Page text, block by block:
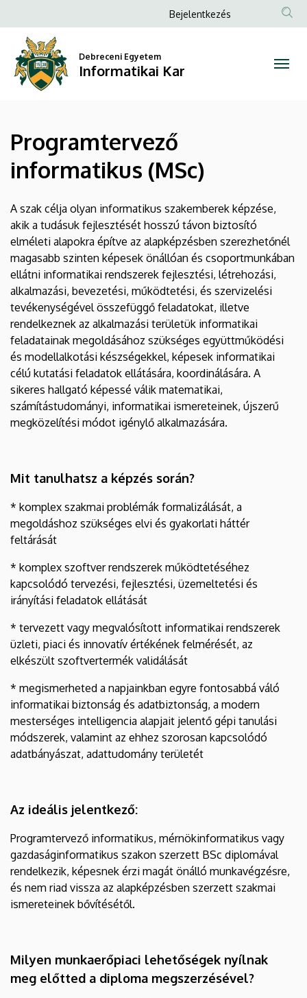
informatikus
(MSc)
Kar
a
tartalomra
Anonim
menüje
Bejelentkezés
Debreceni Egyetem
Informatikai Kar
Programtervező
informatikus (MSc)
A szak célja olyan informatikus szakemberek képzése,
akik a tudásuk fejlesztését hosszú távon biztosító
elméleti alapokra építve az alapképzésben szerezhetőnél
magasabb szinten képesek önállóan és csoportmunkában
ellátni informatikai rendszerek fejlesztési, létrehozási,
alkalmazási, bevezetési, működtetési, és szervizelési
tevékenységével összefüggő feladatokat, illetve
rendelkeznek az alkalmazási területük informatikai
feladatainak megoldásához szükséges együttműködési
és modellalkotási készségekkel, képesek informatikai
célú kutatási feladatok ellátására, koordinálására. A
sikeres hallgató képessé válik matematikai,
számítástudományi, informatikai ismereteinek, újszerű
megközelítési módot igénylő alkalmazására.
Mit tanulhatsz a képzés során?
* komplex szakmai problémák formalizálását, a
megoldáshoz szükséges elvi és gyakorlati háttér
feltárását
* komplex szoftver rendszerek működtetéséhez
kapcsolódó tervezési, fejlesztési, üzemeltetési és
irányítási feladatok ellátását
* tervezett vagy megvalósított informatikai rendszerek
üzleti, piaci és innovatív értékének felmérését, az
elkészült szoftvertermék validálását
* megismerheted a napjainkban egyre fontosabbá váló
informatikai biztonság és adatbiztonság, a modern
mesterséges intelligencia alapjait jelentő gépi tanulási
módszerek, valamint az ehhez szorosan kapcsolódó
adatbányászat, adattudomány területét
Az ideális jelentkező:
Programtervező informatikus, mérnökinformatikus vagy
gazdaságinformatikus szakon szerzett BSc diplomával
rendelkezik, képesnek érzi magát önálló munkavégzésre,
és nem riad vissza az alapképzésben szerzett szakmai
ismereteinek bővítésétől.
Milyen munkaerőpiaci lehetőségek nyílnak
meg előtted a diploma megszerzésével?